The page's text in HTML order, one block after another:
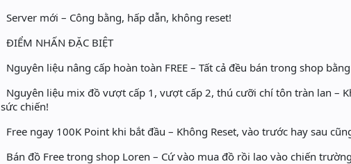
Server mới – Công bằng, hấp dẫn, không reset!
ĐIỂM NHẤN ĐẶC BIỆT
Nguyên liệu nâng cấp hoàn toàn FREE – Tất cả đều bán trong shop bằng
Nguyên liệu mix đồ vượt cấp 1, vượt cấp 2, thú cưỡi chí tôn tràn lan –
sức chiến!
Free ngay 100K Point khi bắt đầu – Không Reset, vào trước hay sau
Bán đồ Free trong shop Loren – Cứ vào mua đồ rồi lao vào chiến